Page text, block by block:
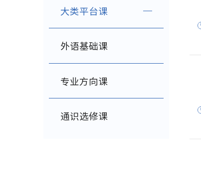
大类平台课
外语基础课
专业方向课
通识选修课